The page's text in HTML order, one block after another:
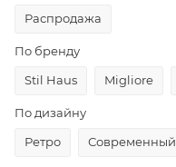
Распродажа
По бренду
Stil Haus
Migliore
По дизайну
Ретро
Современный